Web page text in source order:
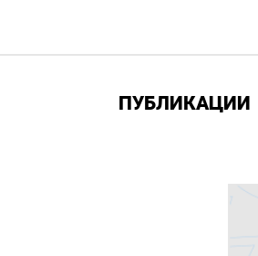
ПУБЛИКАЦИИ